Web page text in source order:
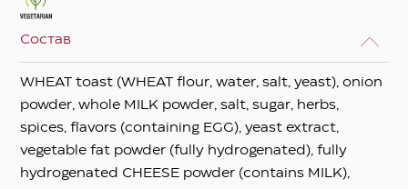
Состав
WHEAT toast (WHEAT flour, water, salt, yeast), onion
powder, whole MILK powder, salt, sugar, herbs,
spices, flavors (containing EGG), yeast extract,
vegetable fat powder (fully hydrogenated), fully
hydrogenated CHEESE powder (contains MILK),